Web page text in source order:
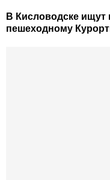
В Кисловодске ищут
пешеходному